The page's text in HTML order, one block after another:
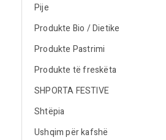
Pije
Produkte Bio / Dietike
Produkte Pastrimi
Produkte të freskëta
SHPORTA FESTIVE
Shtëpia
Ushqim për kafshë